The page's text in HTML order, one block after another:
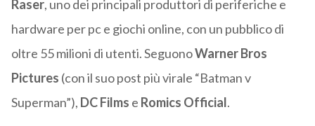
Raser, uno dei principali produttori di periferiche e
hardware per pc e giochi online, con un pubblico di
oltre 55 milioni di utenti. SeguonoWarnerBros
Pictures (con il suo post più virale “Batman v
Superman”), DC Films e Romics Official.